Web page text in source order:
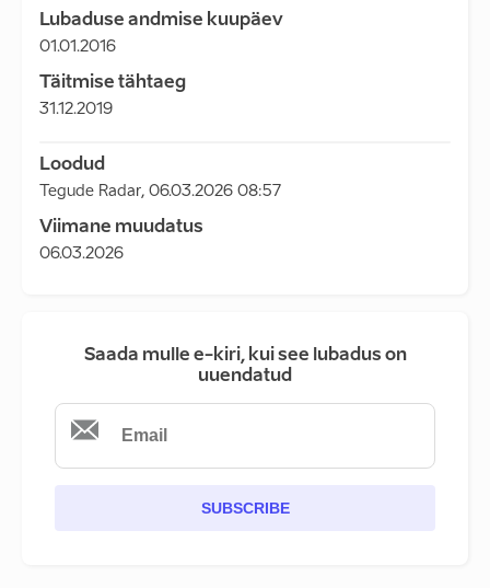
Lubaduse andmise kuupäev
01.01.2016
Täitmise tähtaeg
31.12.2019
Loodud
Tegude Radar, 06.03.2026 08:57
Viimane muudatus
06.03.2026
Saada mulle e-kiri, kui see lubadus on
uuendatud
SUBSCRIBE